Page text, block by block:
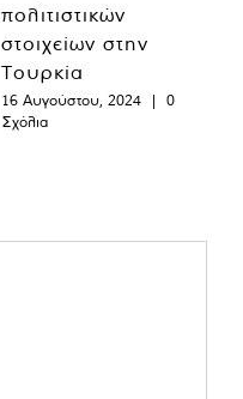
πολιτιστικών
στοιχείων στην
Τουρκία
16 Αυγούστου, 2024 |
0
Σχόλια